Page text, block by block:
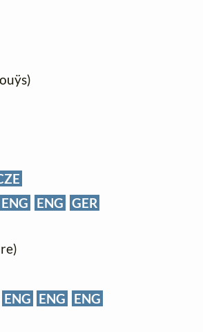
ENG
ENG GER
ENG ENG ENG